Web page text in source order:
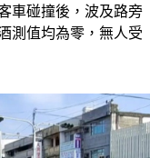
車碰撞後，波及路旁
測值均為零，無人受